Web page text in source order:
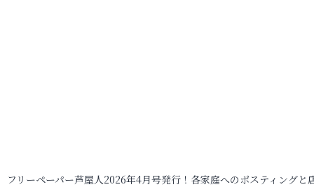
フリーペーパー芦屋人2026年4月号発行！各家庭へのポスティングと